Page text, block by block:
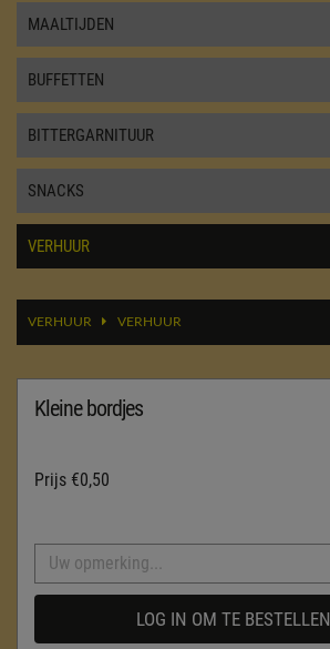
MAALTIJDEN
BUFFETTEN
BITTERGARNITUUR
SNACKS
VERHUUR
VERHUUR VERHUUR
Kleine bordjes
Prijs €0,50
LOG IN OM TE BESTELLEN